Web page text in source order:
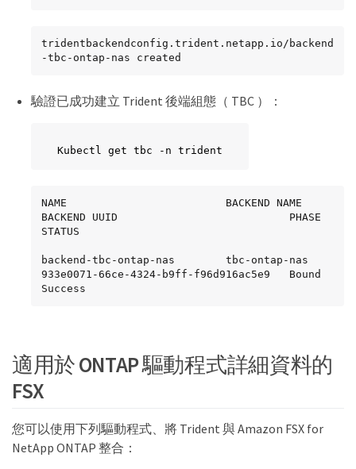
tridentbackendconfig.trident.netapp.io/backend
-tbc-ontap-nas created
驗證已成功建立 Trident 後端組態（ TBC ）：
Kubectl get tbc -n trident
NAME                         BACKEND NAME
BACKEND UUID                           PHASE
STATUS
backend-tbc-ontap-nas        tbc-ontap-nas
933e0071-66ce-4324-b9ff-f96d916ac5e9   Bound
Success
適用於 ONTAP 驅動程式詳細資料的
FSX
您可以使用下列驅動程式、將 Trident 與 Amazon FSX for
NetApp ONTAP 整合：